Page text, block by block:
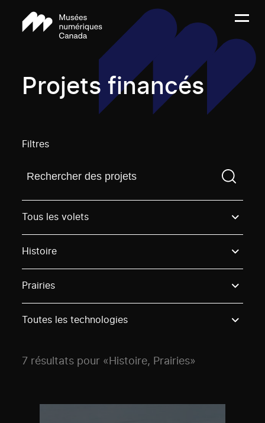
Projets financés
Filtres
Trouvez un projetVous devez saisir un terme de
Tous les volets
Histoire
Prairies
Toutes les technologies
7 résultats pour «Histoire, Prairies»